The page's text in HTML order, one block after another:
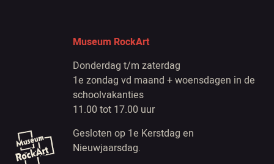
Museum RockArt
Donderdag t/m zaterdag
1e zondag vd maand + woensdagen in de
schoolvakanties
11.00 tot 17.00 uur
Gesloten op 1e Kerstdag en
Nieuwjaarsdag.